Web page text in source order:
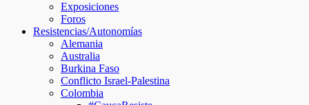
Exposiciones
Foros
Resistencias/Autonomías
Alemania
Australia
Burkina Faso
Conflicto Israel-Palestina
Colombia